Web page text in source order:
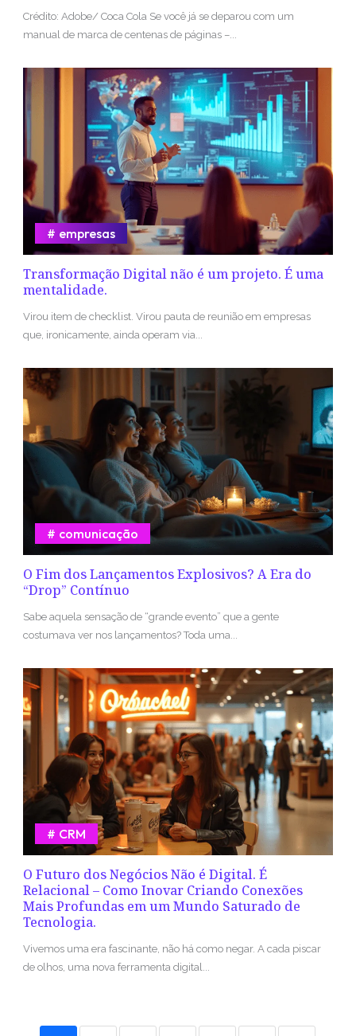
Crédito: Adobe/ Coca Cola Se você já se deparou com um
manual de marca de centenas de páginas –...
Transformação Digital não é um projeto. É uma
mentalidade.
empresas
Virou item de checklist. Virou pauta de reunião em empresas
que, ironicamente, ainda operam via...
O Fim dos Lançamentos Explosivos? A Era do
“Drop” Contínuo
comunicação
Sabe aquela sensação de “grande evento” que a gente
costumava ver nos lançamentos? Toda uma...
O Futuro dos Negócios Não é Digital. É
Relacional – Como Inovar Criando Conexões
Mais Profundas em um Mundo Saturado de
Tecnologia.
CRM
Vivemos uma era fascinante, não há como negar. A cada piscar
de olhos, uma nova ferramenta digital...